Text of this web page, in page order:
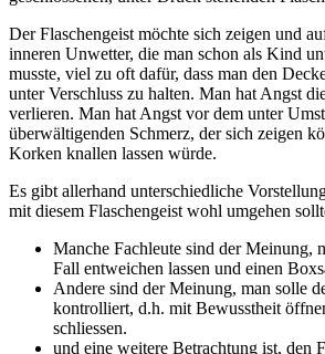
Der Flaschengeist möchte sich zeigen und
inneren Unwetter, die man schon als Kind
musste, viel zu oft dafür, dass man den
unter Verschluss zu halten. Man hat Angst
verlieren. Man hat Angst vor dem unter
überwältigenden Schmerz, der sich zeigen
Korken knallen lassen würde.
Es gibt allerhand unterschiedliche
mit diesem Flaschengeist wohl umgehen
Manche Fachleute sind der Meinung,
Fall entweichen lassen und einen
Andere sind der Meinung, man solle
kontrolliert, d.h. mit Bewusstheit
schliessen.
und eine weitere Betrachtung ist, den